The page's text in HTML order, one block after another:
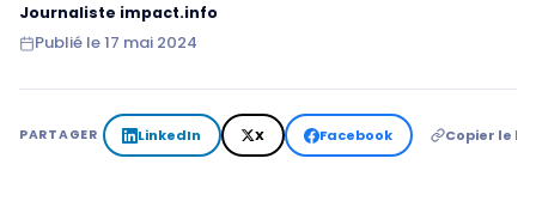
Journaliste impact.info
Publié le17 mai 2024
PARTAGER LinkedIn X Facebook Copier le